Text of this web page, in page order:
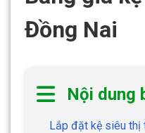
Đồng Nai
Nội dung
Lắp đặt kệ siêu thị